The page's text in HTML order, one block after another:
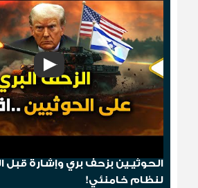
الحوثيـين بزحف بري وإشارة قبل
لنظام خامنئي!